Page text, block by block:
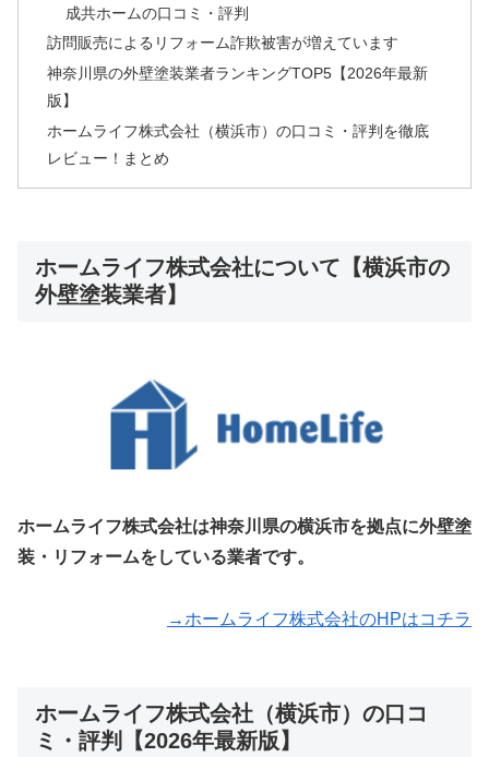
成共ホームの口コミ・評判
訪問販売によるリフォーム詐欺被害が増えています
神奈川県の外壁塗装業者ランキングTOP5【2026年最新
版】
ホームライフ株式会社（横浜市）の口コミ・評判を徹底
レビュー！まとめ
ホームライフ株式会社について【横浜市の
外壁塗装業者】
ホームライフ株式会社は神奈川県の横浜市を拠点に外壁塗
装・リフォームをしている業者です。
→ホームライフ株式会社のHPはコチラ
ホームライフ株式会社（横浜市）の口コ
ミ・評判【2026年最新版】